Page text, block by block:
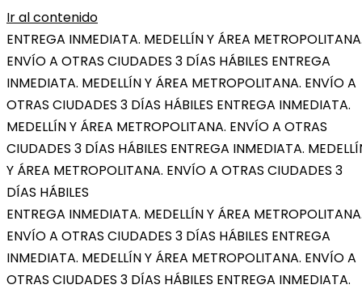
Ir al contenido
ENTREGA INMEDIATA. MEDELLÍN Y ÁREA
ENVÍO A OTRAS CIUDADES 3 DÍAS HÁBILES ENTREGA
INMEDIATA. MEDELLÍN Y ÁREA METROPOLITANA. ENVÍO A
OTRAS CIUDADES 3 DÍAS HÁBILES ENTREGA INMEDIATA.
MEDELLÍN Y ÁREA METROPOLITANA. ENVÍO A OTRAS
CIUDADES 3 DÍAS HÁBILES ENTREGA INMEDIATA.
Y ÁREA METROPOLITANA. ENVÍO A OTRAS CIUDADES 3
DÍAS HÁBILES
ENTREGA INMEDIATA. MEDELLÍN Y ÁREA
ENVÍO A OTRAS CIUDADES 3 DÍAS HÁBILES ENTREGA
INMEDIATA. MEDELLÍN Y ÁREA METROPOLITANA. ENVÍO A
OTRAS CIUDADES 3 DÍAS HÁBILES ENTREGA INMEDIATA.